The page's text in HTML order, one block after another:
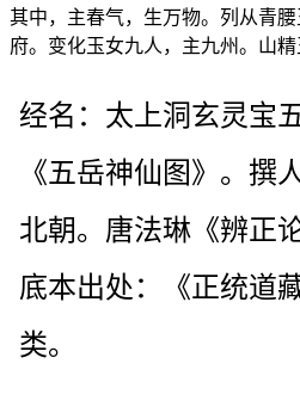
其中，主春气，生万物。列从青
府。变化玉女九人，主九州。山
经名：太上洞玄灵宝
《五岳神仙图》。撰
北朝。唐法琳《辨正
底本出处：《正统道
类。